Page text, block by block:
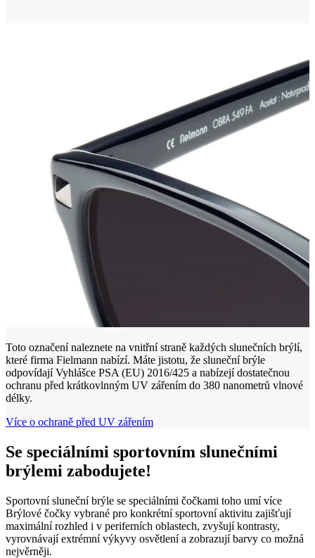
Toto označení naleznete na vnitřní straně každých slunečních brýlí,
které firma Fielmann nabízí. Máte jistotu, že sluneční brýle
odpovídají Vyhlášce PSA (EU) 2016/425 a nabízejí dostatečnou
ochranu před krátkovlnným UV zářením do 380 nanometrů vlnové
délky.
Více o ochraně před UV zářením
Se speciálními sportovním slunečními
brýlemi zabodujete!
Sportovní sluneční brýle se speciálními čočkami toho umí více
Brýlové čočky vybrané pro konkrétní sportovní aktivitu zajišťují
maximální rozhled i v periferních oblastech, zvyšují kontrasty,
vyrovnávají extrémní výkyvy osvětlení a zobrazují barvy co možná
nejvěrněji.